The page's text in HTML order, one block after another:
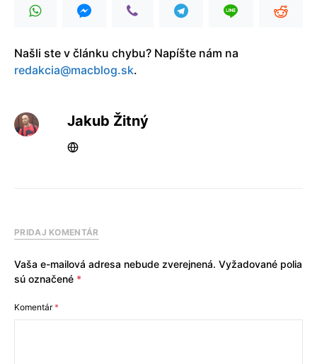
Našli ste v článku chybu? Napíšte nám na
redakcia@macblog.sk.
Jakub Žitný
PRIDAJ KOMENTÁR
Vaša e-mailová adresa nebude zverejnená. Vyžadované polia
sú označené *
Komentár*